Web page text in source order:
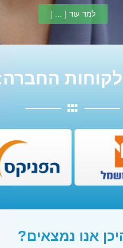
למד עוד [ ... ]
לקוחות החברה:
אנו נמצאים?